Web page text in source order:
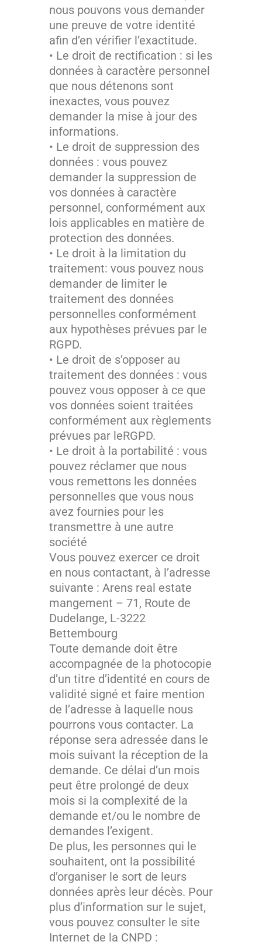
nous pouvons vous demander
une preuve de votre identité
afin d’en vérifier l’exactitude.
• Le droit de rectification : si les
données à caractère personnel
que nous détenons sont
inexactes, vous pouvez
demander la mise à jour des
informations.
• Le droit de suppression des
données : vous pouvez
demander la suppression de
vos données à caractère
personnel, conformément aux
lois applicables en matière de
protection des données.
• Le droit à la limitation du
traitement: vous pouvez nous
demander de limiter le
traitement des données
personnelles conformément
aux hypothèses prévues par le
RGPD.
• Le droit de s’opposer au
traitement des données : vous
pouvez vous opposer à ce que
vos données soient traitées
conformément aux règlements
prévues par leRGPD.
• Le droit à la portabilité : vous
pouvez réclamer que nous
vous remettons les données
personnelles que vous nous
avez fournies pour les
transmettre à une autre
société
Vous pouvez exercer ce droit
en nous contactant, à l’adresse
suivante : Arens real estate
mangement – 71, Route de
Dudelange, L-3222
Bettembourg
Toute demande doit être
accompagnée de la photocopie
d’un titre d’identité en cours de
validité signé et faire mention
de l’adresse à laquelle nous
pourrons vous contacter. La
réponse sera adressée dans le
mois suivant la réception de la
demande. Ce délai d’un mois
peut être prolongé de deux
mois si la complexité de la
demande et/ou le nombre de
demandes l’exigent.
De plus, les personnes qui le
souhaitent, ont la possibilité
d’organiser le sort de leurs
données après leur décès. Pour
plus d’information sur le sujet,
vous pouvez consulter le site
Internet de la CNPD :